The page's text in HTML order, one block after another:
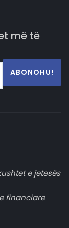
më të
ABONOHU!
e jetesës
financiare